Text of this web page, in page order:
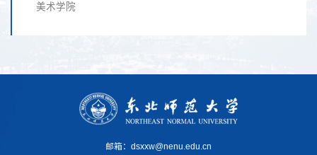
美术学院
邮箱：dsxxw@nenu.edu.cn